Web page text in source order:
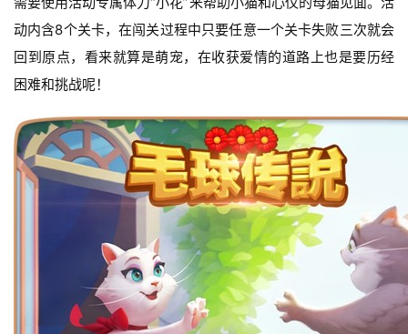
5
第
十
届
金
茶
奖
动内含8个关卡，在闯关过程中只要任意一个关卡失败三次就会
回到原点，看来就算是萌宠，在收获爱情的道路上也是要历经
困难和挑战呢！